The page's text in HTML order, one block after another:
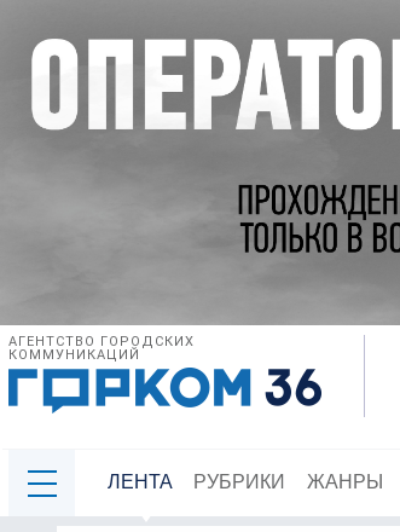
АГЕНТСТВО ГОРОДСКИХ
КОММУНИКАЦИЙ
ЛЕНТА РУБРИКИ ЖАНРЫ